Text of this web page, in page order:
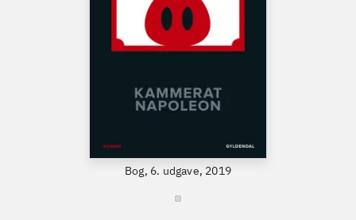
Bog, 6. udgave, 2019